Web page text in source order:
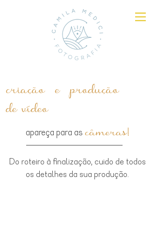
criação e produção
de vídeo
apareça para as câmeras!
Do roteiro à finalização, cuido de todos
os detalhes da sua produção.